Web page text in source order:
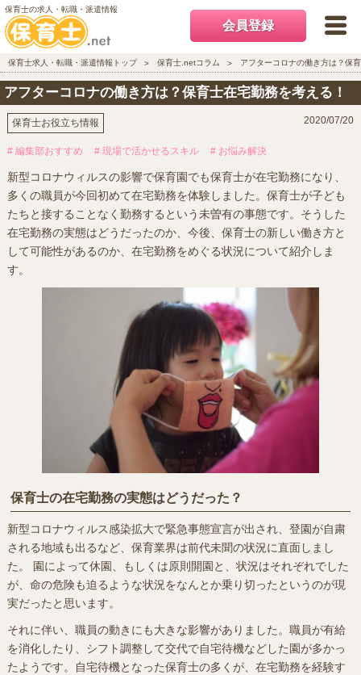
保育士の求人・転職・派遣情報
会員登録
保育士求人・転職・派遣情報トップ 保育士.netコラム アフターコロナの働き方は？保
アフターコロナの働き方は？保育士在宅勤務を考える！
保育士お役立ち情報 2020/07/20
# 編集部おすすめ # 現場で活かせるスキル # お悩み解決
新型コロナウィルスの影響で保育園でも保育士が在宅勤務になり、
多くの職員が今回初めて在宅勤務を体験しました。保育士が子ども
たちと接することなく勤務するという未曽有の事態です。そうした
在宅勤務の実態はどうだったのか、今後、保育士の新しい働き方と
して可能性があるのか、在宅勤務をめぐる状況について紹介しま
す。
保育士の在宅勤務の実態はどうだった？
新型コロナウィルス感染拡大で緊急事態宣言が出され、登園が自粛
される地域も出るなど、保育業界は前代未聞の状況に直面しまし
た。 園によって休園、もしくは原則開園と、状況はそれぞれでした
が、命の危険も迫るような状況をなんとか乗り切ったというのが現
実だったと思います。
それに伴い、職員の動きにも大きな影響がありました。職員が有給
を消化したり、シフト調整して交代で自宅待機などした園が多かっ
たようです。自宅待機となった保育士の多くが、在宅勤務を経験す